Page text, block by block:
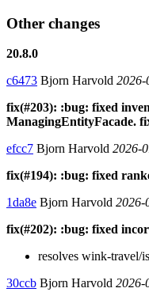
Other changes
20.8.0
c6473 Bjorn Harvold 2026-
fix(#203): :bug: fixed
ManagingEntityFacade.
efcc7 Bjorn Harvold 2026-
fix(#194): :bug: fixed
1da8e Bjorn Harvold 2026-
fix(#202): :bug: fixed
resolves wink-travel/
30ccb Bjorn Harvold 2026-